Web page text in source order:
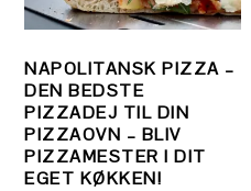
NAPOLITANSK PIZZA –
DEN BEDSTE
PIZZADEJ TIL DIN
PIZZAOVN – BLIV
PIZZAMESTER I DIT
EGET KØKKEN!